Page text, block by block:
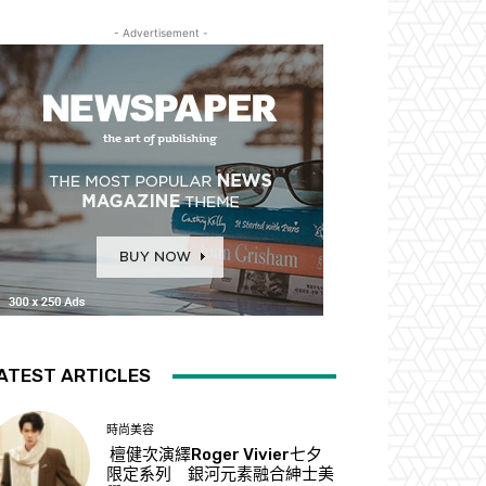
- Advertisement -
ARTICLES
時尚美容
檀健次演繹Roger Vivier七夕
限定系列 銀河元素融合紳士美